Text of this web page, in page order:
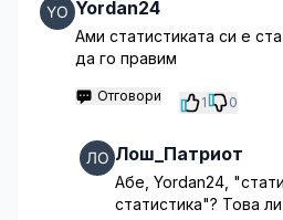
Yordan24
Ами статистиката си е
да го правим
Отговори 1 0
Лош_Патриот
Абе, Yordan24,
статистика"? Това